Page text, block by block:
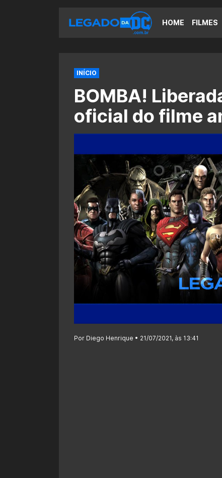
HOME FILMES
INÍCIO
BOMBA!
oficial do filme
Por Diego Henrique • 21/07/2021, às 13:41